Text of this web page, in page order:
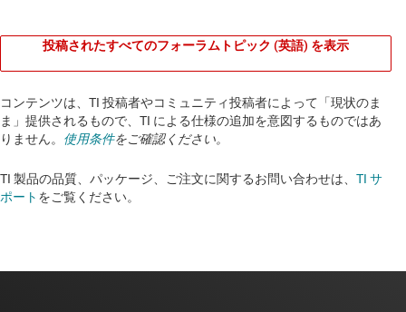
投稿されたすべてのフォーラムトピック (英語) を表示
コンテンツは、TI 投稿者やコミュニティ投稿者によって「現状のま
ま」提供されるもので、TI による仕様の追加を意図するものではあ
りません。 使用条件をご確認ください。
TI 製品の品質、パッケージ、ご注文に関するお問い合わせは、 TI サ
ポート をご覧ください。​​​​​​​​​​​​​​